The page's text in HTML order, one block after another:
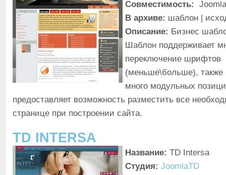
Совместимость:
В архиве: шаблон |
Описание: Бизнес
Шаблон поддерживает
переключение шрифтов
(меньше\больше), также
много модульных
предоставляет возможность разместить все
странице при построении сайта.
TD INTERSA
Название: TD Intersa
Студия: JoomlaTD